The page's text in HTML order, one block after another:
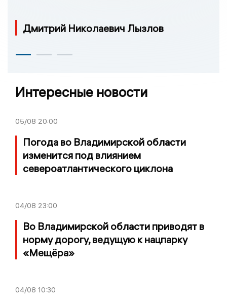
Дмитрий Николаевич Лызлов
Интересные новости
05/08 20:00
Погода во Владимирской области
изменится под влиянием
североатлантического циклона
04/08 23:00
Во Владимирской области приводят в
норму дорогу, ведущую к нацпарку
«Мещёра»
04/08 10:30